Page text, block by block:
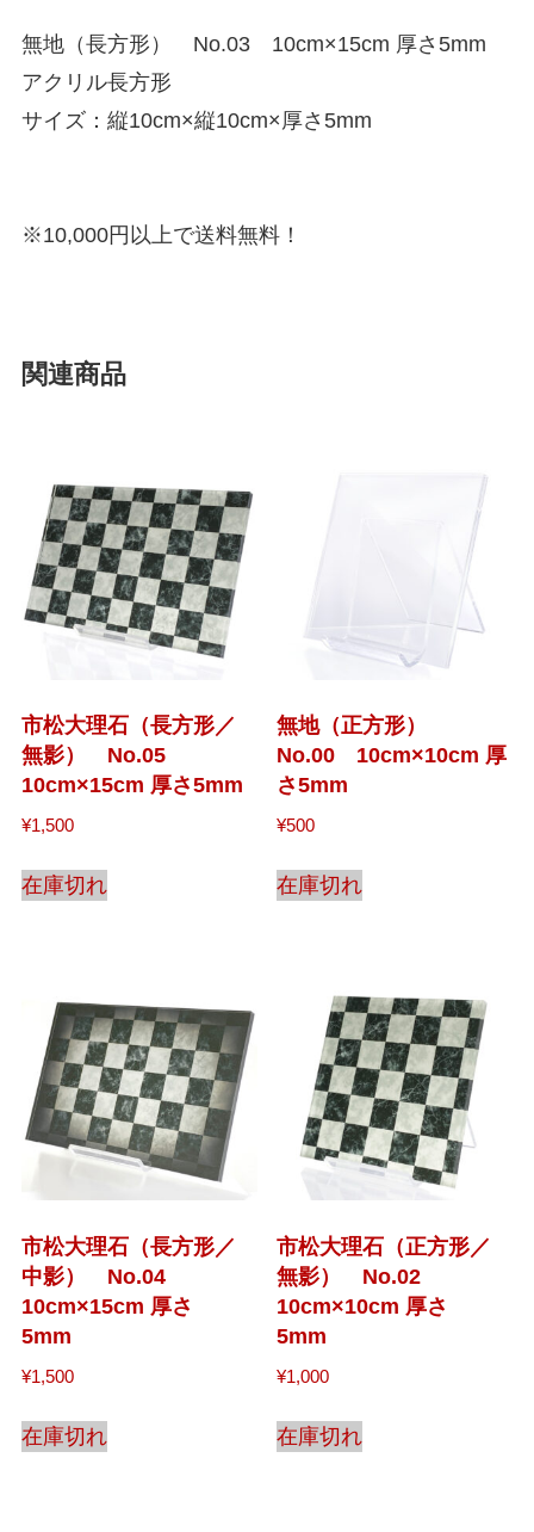
無地（長方形） No.03 10cm×15cm 厚さ5mm
アクリル長方形
サイズ：縦10cm×縦10cm×厚さ5mm
※10,000円以上で送料無料！
関連商品
市松大理石（長方形／
無影） No.05
10cm×15cm 厚さ5mm
¥1,500
在庫切れ
無地（正方形）
No.00 10cm×10cm 厚
さ5mm
¥500
在庫切れ
市松大理石（長方形／
中影） No.04
10cm×15cm 厚さ
5mm
¥1,500
在庫切れ
市松大理石（正方形／
無影） No.02
10cm×10cm 厚さ
5mm
¥1,000
在庫切れ